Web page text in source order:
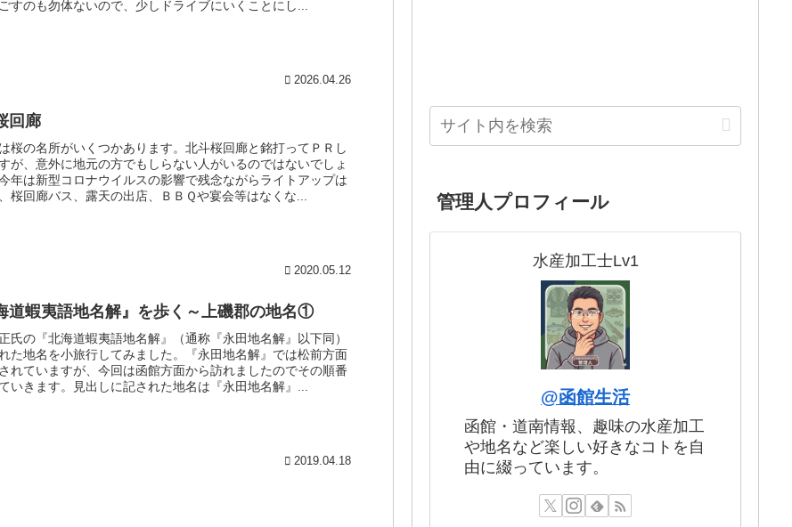
すのも勿体ないので、少しドライブにいくことにし...
2026.04.26
回廊
桜の名所がいくつかあります。北斗桜回廊と銘打ってＰＲし
が、意外に地元の方でもしらない人がいるのではないでしょ
年は新型コロナウイルスの影響で残念ながらライトアップは
桜回廊バス、露天の出店、ＢＢＱや宴会等はなくな...
2020.05.12
道蝦夷語地名解』を歩く～上磯郡の地名①
氏の『北海道蝦夷語地名解』（通称『永田地名解』以下同）
た地名を小旅行してみました。『永田地名解』では松前方面
れていますが、今回は函館方面から訪れましたのでその順番
いきます。見出しに記された地名は『永田地名解』...
2019.04.18
管理人プロフィール
水産加工士Lv1
@函館生活
函館・道南情報、趣味の水産加工
や地名など楽しい好きなコトを自
由に綴っています。